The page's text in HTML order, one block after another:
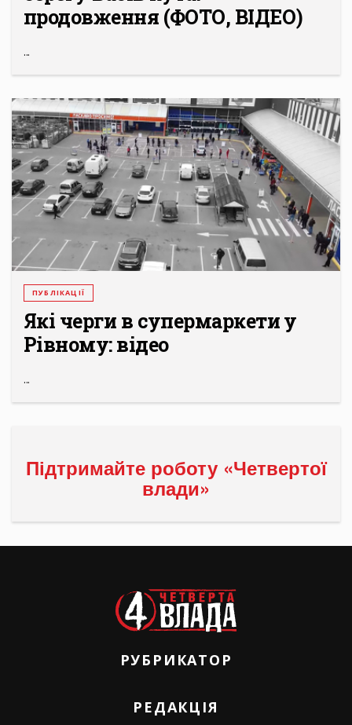
продовження (ФОТО, ВІДЕО)
...
ПУБЛІКАЦІЇ
Які черги в супермаркети у
Рівному: відео
...
Підтримайте роботу «Четвертої
влади»
РУБРИКАТОР
РЕДАКЦІЯ